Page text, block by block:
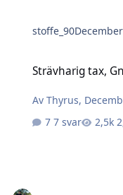
stoffe_90
Strävharig tax,
AvThyrus,
7 svar